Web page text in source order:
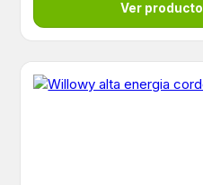
Ver producto